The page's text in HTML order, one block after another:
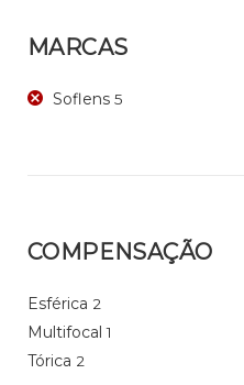
MARCAS
Soflens 5
COMPENSAÇÃO
Esférica 2
Multifocal 1
Tórica 2